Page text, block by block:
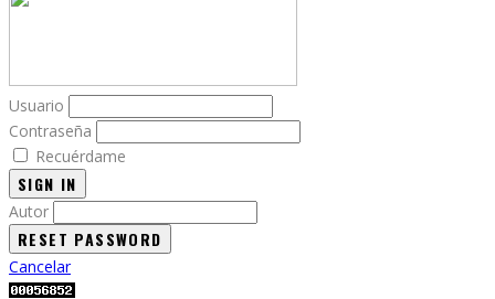
Usuario
Contraseña
Recuérdame
SIGN IN
Autor
Cancelar